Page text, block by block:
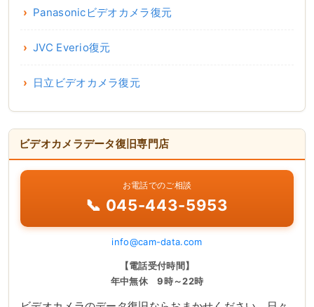
Panasonicビデオカメラ復元
JVC Everio復元
日立ビデオカメラ復元
ビデオカメラデータ復旧専門店
お電話でのご相談
📞 045-443-5953
info@cam-data.com
【電話受付時間】
年中無休 9時～22時